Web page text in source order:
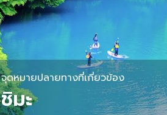
จุดหมายปลายทางที่เกี่ยวข้อง
ชิมะ